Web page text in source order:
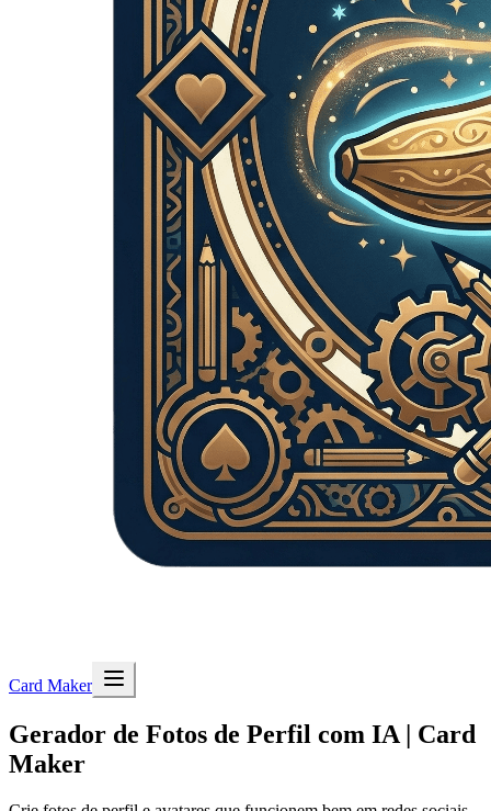
Card Maker
Gerador de Fotos de Perfil com IA | Card
Maker